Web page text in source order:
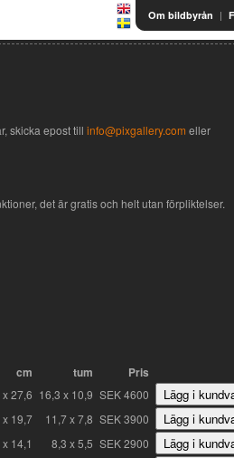
Om bildbyrån |
skicka epost till info@pixgallery.com eller
det är gratis och helt utan förpliktelser.
cm tum Pris
27,6 16,3 x 10,9 SEK 4600
19,7 11,7 x 7,8 SEK 3900
14,1 8,3 x 5,5 SEK 2900